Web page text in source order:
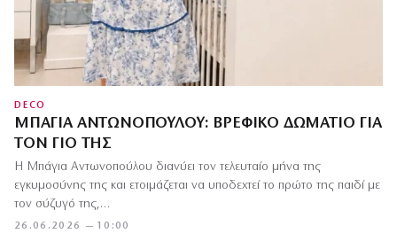
DECO
ΜΠΆΓΙΑ ΑΝΤΩΝΟΠΟΎΛΟΥ: ΒΡΕΦΙΚΌ ΔΩΜΆΤΙΟ ΓΙΑ
ΤΟΝ ΓΙΟ ΤΗΣ
26.06.2026 — 10:00
Η Μπάγια Αντωνοπούλου διανύει τον τελευταίο μήνα της
εγκυμοσύνης της και ετοιμάζεται να υποδεχτεί το πρώτο της παιδί με
τον σύζυγό της,…